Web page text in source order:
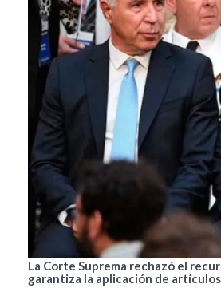
La Corte Suprema rechazó el
garantiza la aplicación de